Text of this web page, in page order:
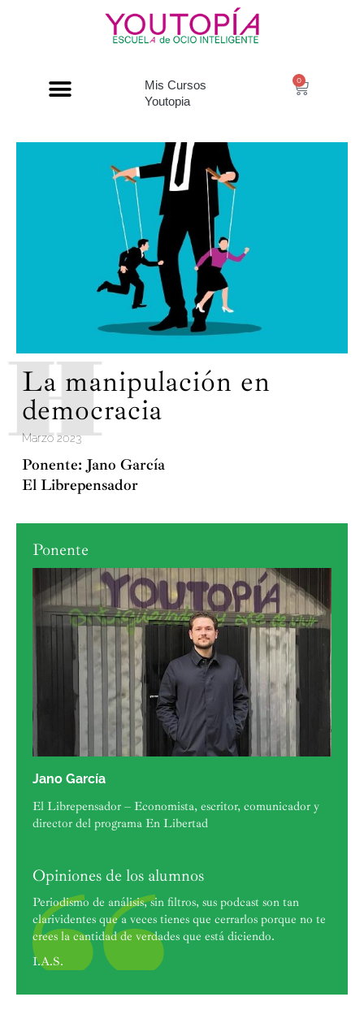
Mis Cursos
Youtopia
0
La manipulación en
democracia
Marzo 2023
Ponente: Jano García
El Librepensador
Ponente
Jano García
El Librepensador – Economista, escritor, comunicador y
director del programa En Libertad
Opiniones de los alumnos
Periodismo de análisis, sin filtros, sus podcast son tan
clarividentes que a veces tienes que cerrarlos porque no te
crees la cantidad de verdades que está diciendo.
I.A.S.